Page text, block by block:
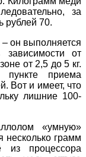
за
рублей 70.
он выполняется
от
от 2,5 до 5 кг.
приема
Вот и имеет, что
лишние 100-
«умную»
несколько грамм
процессора